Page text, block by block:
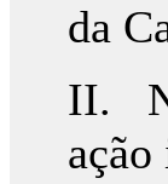
da
II.